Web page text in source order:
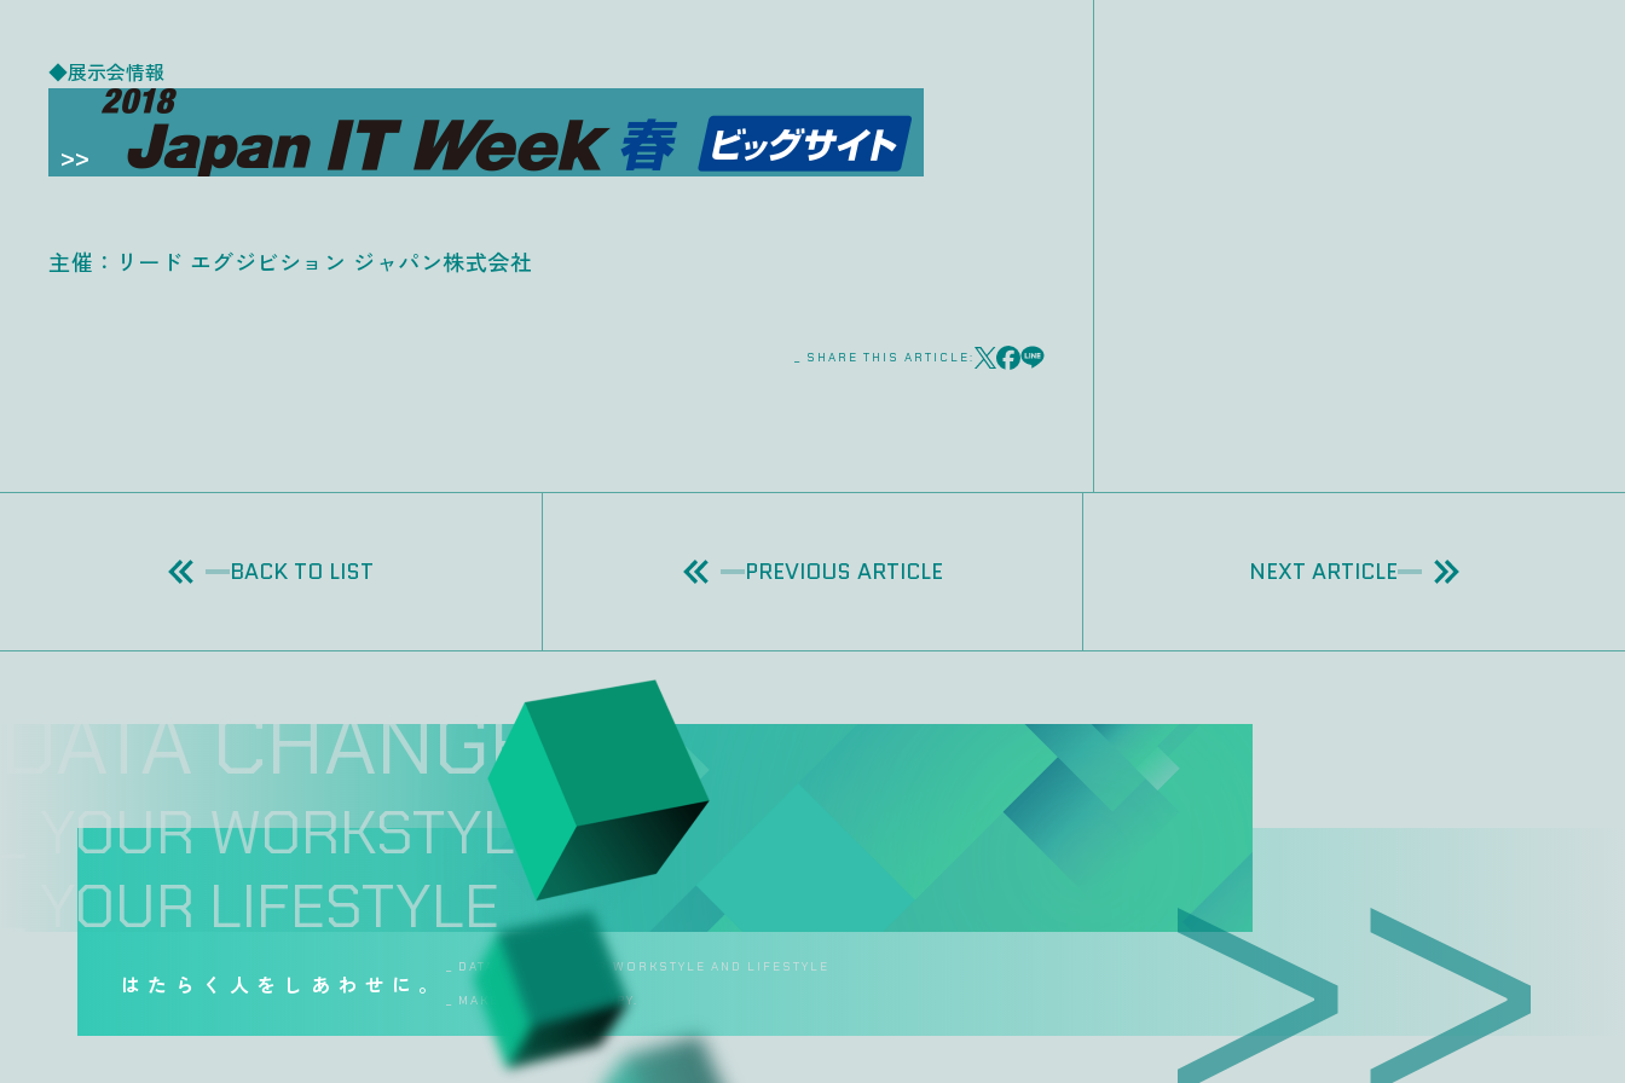
◆展示会情報
主催：リード エグジビション ジャパン株式会社
_ SHARE THIS ARTICLE:
BACK TO LIST PREVIOUS ARTICLE NEXT ARTICLE
DATA CHANGE >>
_ YOUR WORKSTYLE
_ YOUR LIFESTYLE
はたらく人をしあわせに。
_ DATA CHANGE YOUR WORKSTYLE AND LIFESTYLE
_ MAKE WORKERS HAPPY.